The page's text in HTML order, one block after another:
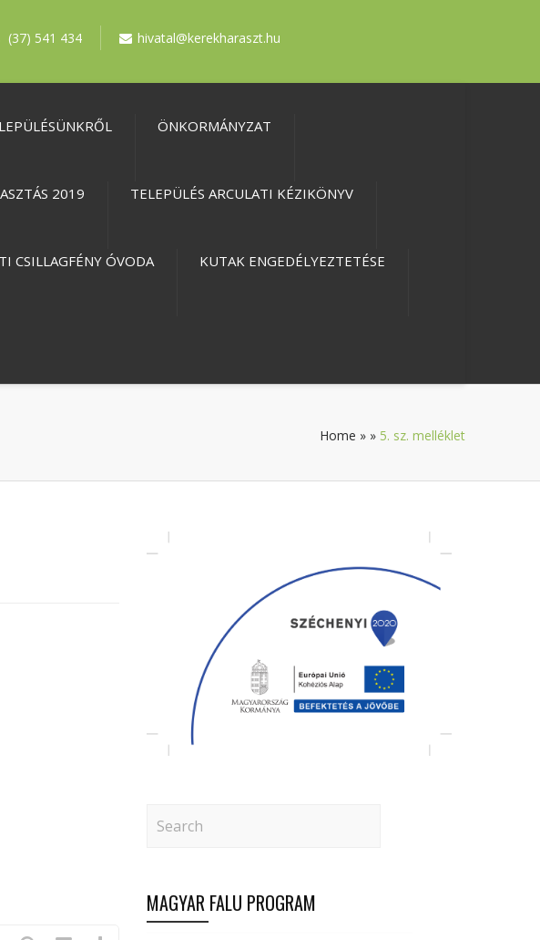
(37) 541 434 hivatal@kerekharaszt.hu
ÖNKORMÁNYZAT
2019 TELEPÜLÉS ARCULATI KÉZIKÖNYV
CSILLAGFÉNY ÓVODA KUTAK ENGEDÉLYEZTETÉSE
Home » » 5. sz. melléklet
MAGYAR FALU PROGRAM